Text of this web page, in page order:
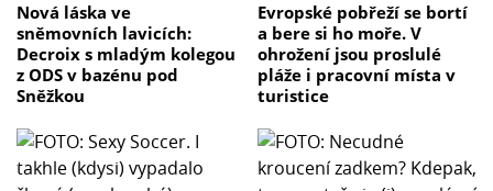
Nová láska ve
sněmovních lavicích:
Decroix s mladým kolegou
z ODS v bazénu pod
Sněžkou
Evropské pobřeží se bortí
a bere si ho moře. V
ohrožení jsou proslulé
pláže i pracovní místa v
turistice